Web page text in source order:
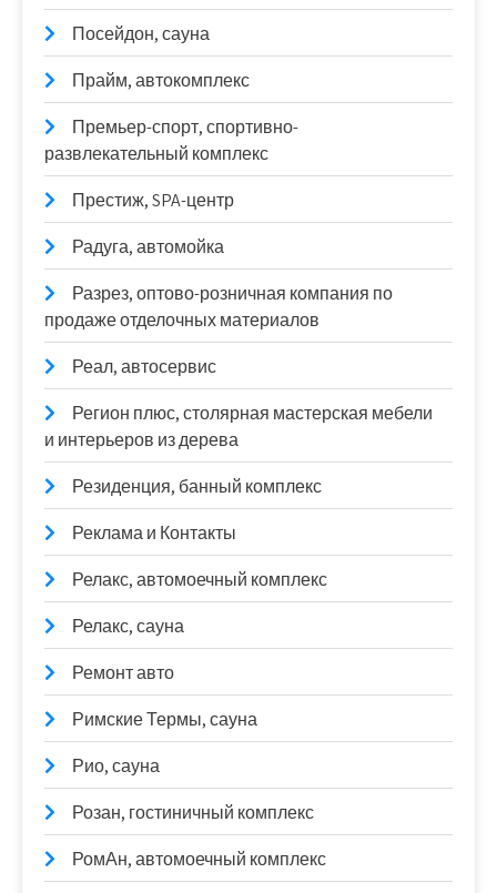
Посейдон, сауна
Прайм, автокомплекс
Премьер-спорт, спортивно-
развлекательный комплекс
Престиж, SPA-центр
Радуга, автомойка
Разрез, оптово-розничная компания по
продаже отделочных материалов
Реал, автосервис
Регион плюс, столярная мастерская мебели
и интерьеров из дерева
Резиденция, банный комплекс
Реклама и Контакты
Релакс, автомоечный комплекс
Релакс, сауна
Ремонт авто
Римские Термы, сауна
Рио, сауна
Розан, гостиничный комплекс
РомАн, автомоечный комплекс